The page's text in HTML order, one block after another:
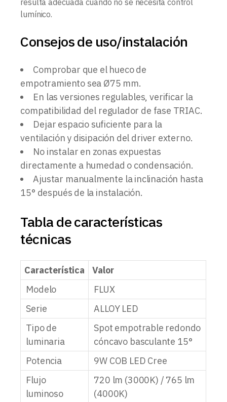
resulta adecuada cuando no se necesita control
lumínico.
Consejos de uso/instalación
Comprobar que el hueco de
empotramiento sea Ø75 mm.
En las versiones regulables, verificar la
compatibilidad del regulador de fase TRIAC.
Dejar espacio suficiente para la
ventilación y disipación del driver externo.
No instalar en zonas expuestas
directamente a humedad o condensación.
Ajustar manualmente la inclinación hasta
15° después de la instalación.
Tabla de características
técnicas
Característica
Valor
Modelo
FLUX
Serie
ALLOY LED
Tipo de
luminaria
Spot empotrable redondo
cóncavo basculante 15°
Potencia
9W COB LED Cree
Flujo
luminoso
720 lm (3000K) / 765 lm
(4000K)